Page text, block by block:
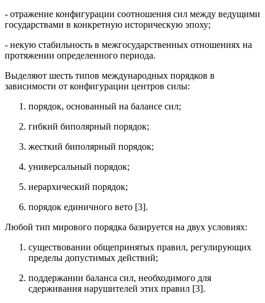
- отражение конфигурации соотношения сил между ведущими
государствами в конкретную историческую эпоху;
- некую стабильность в межгосударственных отношениях на
протяжении определенного периода.
Выделяют шесть типов международных порядков в
зависимости от конфигурации центров силы:
порядок, основанный на балансе сил;
гибкий биполярный порядок;
жесткий биполярный порядок;
универсальный порядок;
иерархический порядок;
порядок единичного вето [3].
Любой тип мирового порядка базируется на двух условиях:
существовании общепринятых правил, регулирующих
пределы допустимых действий;
поддержании баланса сил, необходимого для
сдерживания нарушителей этих правил [3].